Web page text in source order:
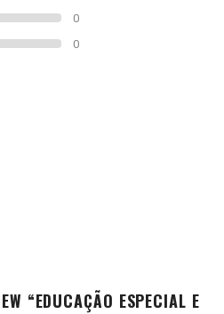
0
0
“EDUCAÇÃO ESPECIAL E